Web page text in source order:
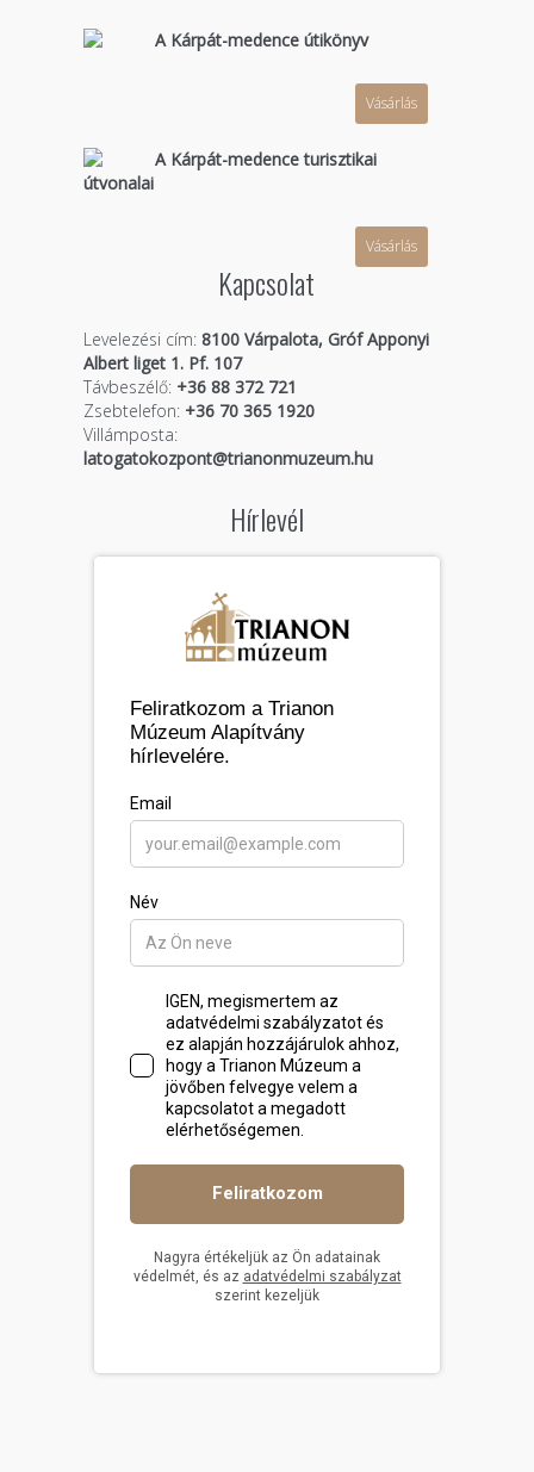
A Kárpát-medence útikönyv
Vásárlás
A Kárpát-medence turisztikai
útvonalai
Vásárlás
Kapcsolat
Levelezési cím: 8100 Várpalota, Gróf Apponyi
Albert liget 1. Pf. 107
Távbeszélő:+36 88 372 721
Zsebtelefon:+36 70 365 1920
Villámposta:
latogatokozpont@trianonmuzeum.hu
Hírlevél